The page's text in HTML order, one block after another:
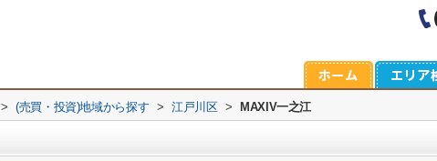
> (売買・投資)地域から探す > 江戸川区 > MAXIV一之江